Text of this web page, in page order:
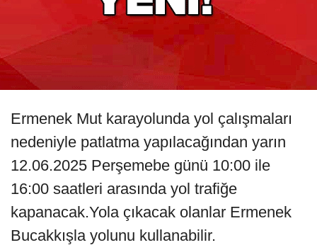
Ermenek Mut karayolunda yol çalışmaları
nedeniyle patlatma yapılacağından yarın
12.06.2025 Perşemebe günü 10:00 ile
16:00 saatleri arasında yol trafiğe
kapanacak.Yola çıkacak olanlar Ermenek
Bucakkışla yolunu kullanabilir.